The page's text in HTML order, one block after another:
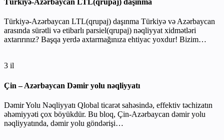
Türkiyə-Azərbaycan LTL(qrupaj) daşınma
Türkiyə-Azərbaycan LTL(qrupaj) daşınma Türkiyə və Azərbaycan
arasında sürətli və etibarlı parsiel(qrupaj) nəqliyyat xidmətləri
axtarırınız? Başqa yerdə axtarmağınıza ehtiyac yoxdur! Bizim…
3 il
Çin – Azərbaycan Dəmir yolu nəqliyyatı
Dəmir Yolu Nəqliyyatı Qlobal ticarət sahəsində, effektiv təchizatın
əhəmiyyəti çox böyükdür. Bu bloq, Çin-Azərbaycan dəmir yolu
nəqliyyatında, dəmir yolu göndərişi…